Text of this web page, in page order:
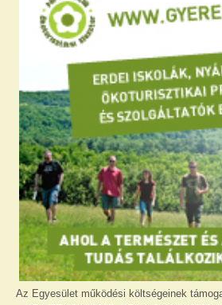
Az Egyesület működési költségeinek